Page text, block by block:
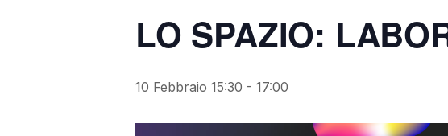
LO SPAZIO:
10 Febbraio 15:30 - 17:00